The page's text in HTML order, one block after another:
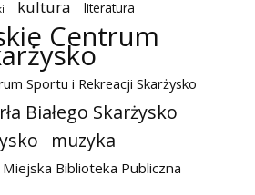
kultura literatura
Centrum
Sportu i Rekreacji Skarżysko
Białego Skarżysko
muzyka
Biblioteka Publiczna